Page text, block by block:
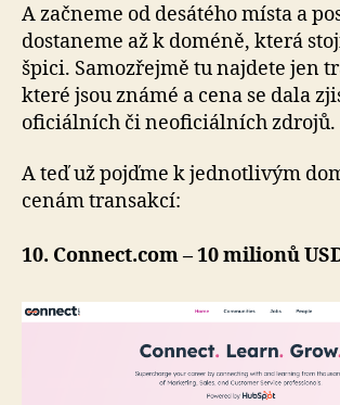
A začneme od desátého místa a
dostaneme až k doméně, která
špici. Samozřejmě tu najdete jen
které jsou známé a cena se dala
oficiálních či neoficiálních zdrojů.
A teď už pojďme k jednotlivým
cenám transakcí:
10. Connect.com – 10 milionů